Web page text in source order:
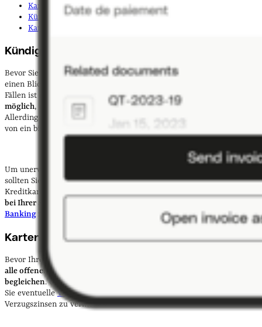
Kartenkonto ausgleichen
Kündigung einreichen
Karte zurückgeben oder vernichten
Kündigungsfrist prüfen
Bevor Sie Ihre Kreditkarte kündigen, empfiehlt es sich, zunächst
einen Blick in Ihre Vertragsunterlagen zu werfen. In den meisten
Fällen ist eine Kündigung der Sparkassen-Kreditkarte
möglich, ohne dass Sie eine bestimmte Frist einhalten müssen.
Allerdings gibt es teilweise auch Verträge, die eine Kündigungsfrist
von ein bis zwei Monaten vorsehen.
Um unerwartete Gebühren oder Verlängerungen zu vermeiden,
sollten Sie daher genau prüfen, welche Regelungen für Ihre
Kreditkarte gelten. Falls Sie unsicher sind, können Sie auch direkt
bei Ihrer Sparkasse nachfragen
Banking
Kartenkonto ausgleichen
Bevor Ihre Kündigung wirksam werden kann, ist es wichtig, dass Sie
alle offenen Beträge auf Ihrem Kreditkartenkonto vollständig
begleichen. Überprüfen Sie dazu Ihren aktuellen Saldo und gleichen
Sie eventuelleVerbindlichkeitenaus, umMahnungenoder
Verzugszinsen zu vermeiden.